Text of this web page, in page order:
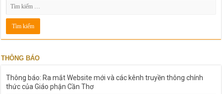
THÔNG BÁO
Thông báo: Ra mắt Website mới và các kênh truyền thông chính
thức của Giáo phận Cần Thơ